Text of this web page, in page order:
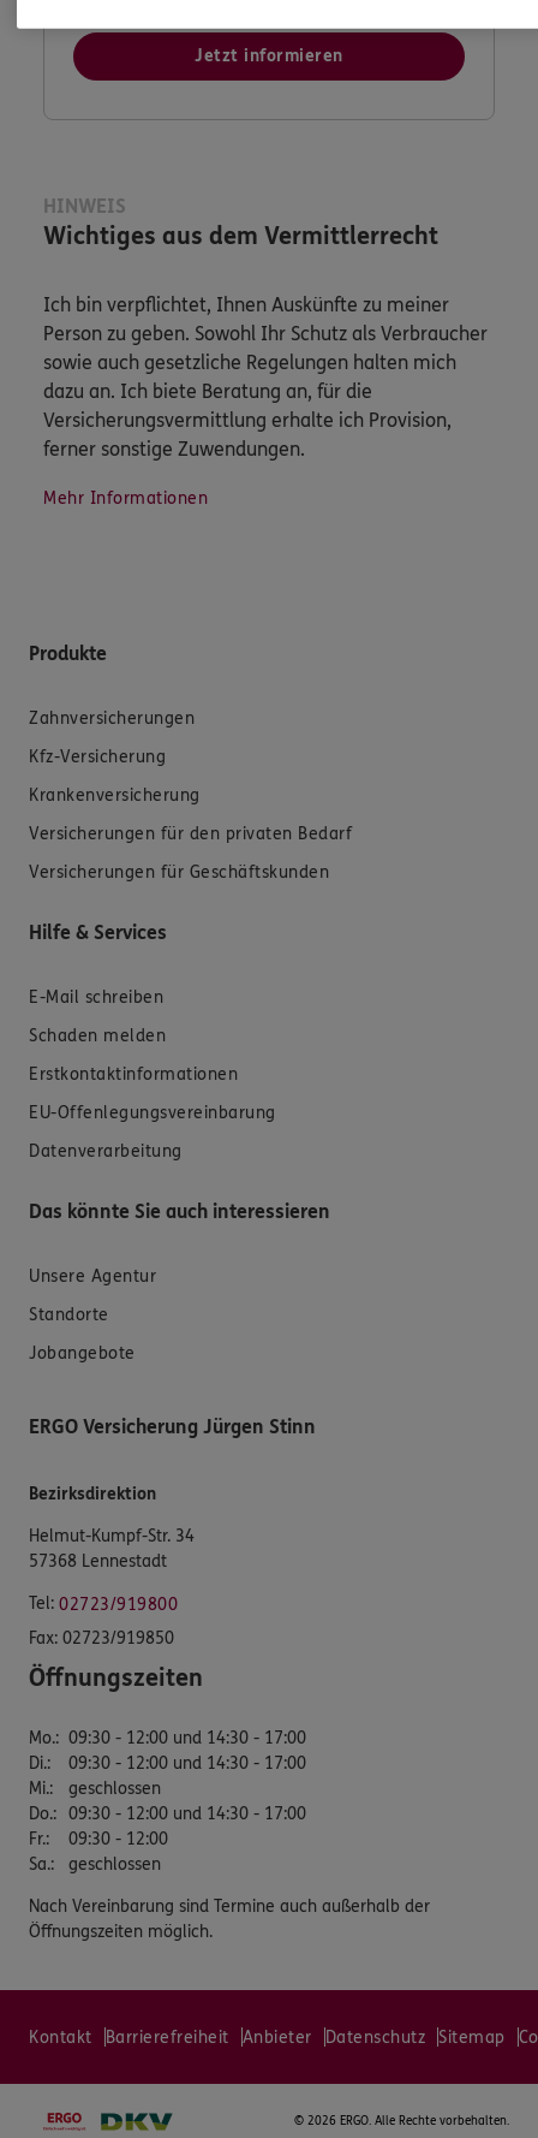
Jetzt informieren
HINWEIS
Wichtiges aus dem Vermittlerrecht
Ich bin verpflichtet, Ihnen Auskünfte zu meiner
Person zu geben. Sowohl Ihr Schutz als Verbraucher
sowie auch gesetzliche Regelungen halten mich
dazu an. Ich biete Beratung an, für die
Versicherungsvermittlung erhalte ich Provision,
ferner sonstige Zuwendungen.
Mehr Informationen
Produkte
Zahnversicherungen
Kfz-Versicherung
Krankenversicherung
Versicherungen für den privaten Bedarf
Versicherungen für Geschäftskunden
Hilfe & Services
E-Mail schreiben
Schaden melden
Erstkontaktinformationen
EU-Offenlegungsvereinbarung
Datenverarbeitung
Das könnte Sie auch interessieren
Unsere Agentur
Standorte
Jobangebote
ERGO Versicherung Jürgen Stinn
Bezirksdirektion
Helmut-Kumpf-Str. 34
57368 Lennestadt
Tel: 02723/919800
Fax: 02723/919850
Öffnungszeiten
Mo.: 09:30 - 12:00 und 14:30 - 17:00
Di.:
09:30 - 12:00 und 14:30 - 17:00
Mi.:
geschlossen
Do.: 09:30 - 12:00 und 14:30 - 17:00
Fr.:
09:30 - 12:00
Sa.: geschlossen
Nach Vereinbarung sind Termine auch außerhalb der
Öffnungszeiten möglich.
Kontakt Barrierefreiheit Anbieter Datenschutz Sitemap
© 2026 ERGO. Alle Rechte vorbehalten.